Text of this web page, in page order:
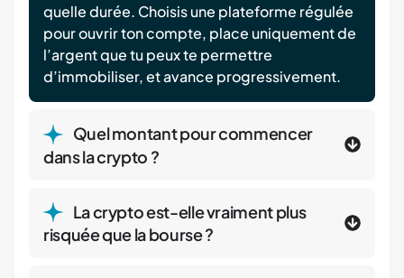
quelle durée. Choisis une plateforme régulée
pour ouvrir ton compte, place uniquement de
l’argent que tu peux te permettre
d’immobiliser, et avance progressivement.
Quel montant pour commencer
dans la crypto ?
La crypto est-elle vraiment plus
risquée que la bourse ?